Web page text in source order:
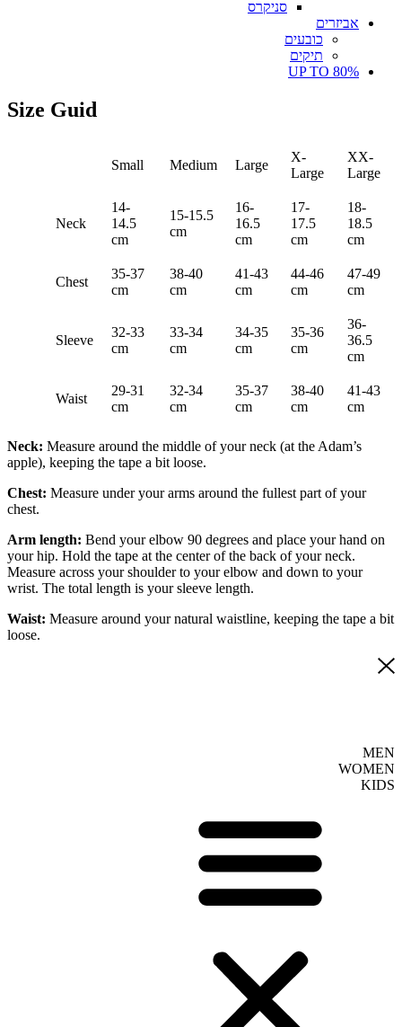
סניקרס
אביזרים
כובעים
תיקים
UP TO 80%
Size Guid
Small Medium Large
X-
Large
XX-
Large
Neck
14-
14.5
cm
15-15.5
cm
16-
16.5
cm
17-
17.5
cm
18-
18.5
cm
Chest
35-37
cm
38-40
cm
41-43
cm
44-46
cm
47-49
cm
Sleeve
32-33
cm
33-34
cm
34-35
cm
35-36
cm
36-
36.5
cm
Waist
29-31
cm
32-34
cm
35-37
cm
38-40
cm
41-43
cm
Neck: Measure around the middle of your neck (at the Adam’s
apple), keeping the tape a bit loose.
Chest: Measure under your arms around the fullest part of your
chest.
Arm length: Bend your elbow 90 degrees and place your hand on
your hip. Hold the tape at the center of the back of your neck.
Measure across your shoulder to your elbow and down to your
wrist. The total length is your sleeve length.
Waist: Measure around your natural waistline, keeping the tape a bit
loose.
MEN
WOMEN
KIDS